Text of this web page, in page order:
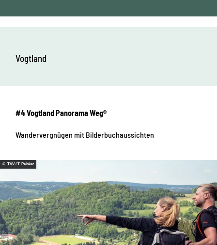
Vogtland
#4 Vogtland Panorama Weg®
Wandervergnügen mit Bilderbuchaussichten
© TVV / T. Peisker